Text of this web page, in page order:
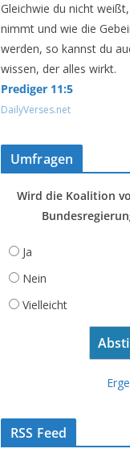
Gleichwie du nicht
nimmt und wie die
werden, so kannst du
wissen, der alles wirkt.
Prediger 11:5
DailyVerses.net
Umfragen
Wird die Koalition
Ja
Nein
Vielleicht
RSS Feed